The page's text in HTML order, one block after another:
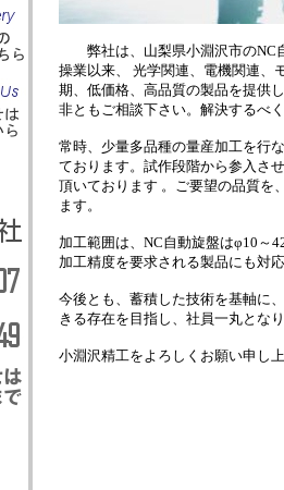
弊社は、山梨県小淵沢市のNC自
操業以来、 光学関連、電機関連、
期、低価格、高品質の製品を提供
非ともご相談下さい。解決するべ
常時、少量多品種の量産加工を行
ております。試作段階から参入さ
頂いております 。ご要望の品質を
ます。
加工範囲は、NC自動旋盤はφ10～
加工精度を要求される製品にも対
今後とも、蓄積した技術を基軸に
きる存在を目指し、社員一丸とな
小淵沢精工をよろしくお願い申し上